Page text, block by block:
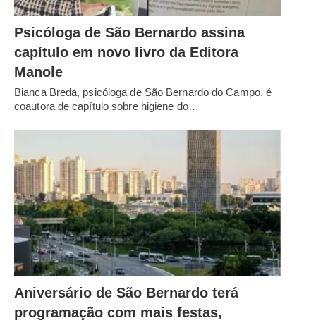
Psicóloga de São Bernardo assina
capítulo em novo livro da Editora
Manole
Bianca Breda, psicóloga de São Bernardo do Campo, é
coautora de capítulo sobre higiene do…
Aniversário de São Bernardo terá
programação com mais festas,